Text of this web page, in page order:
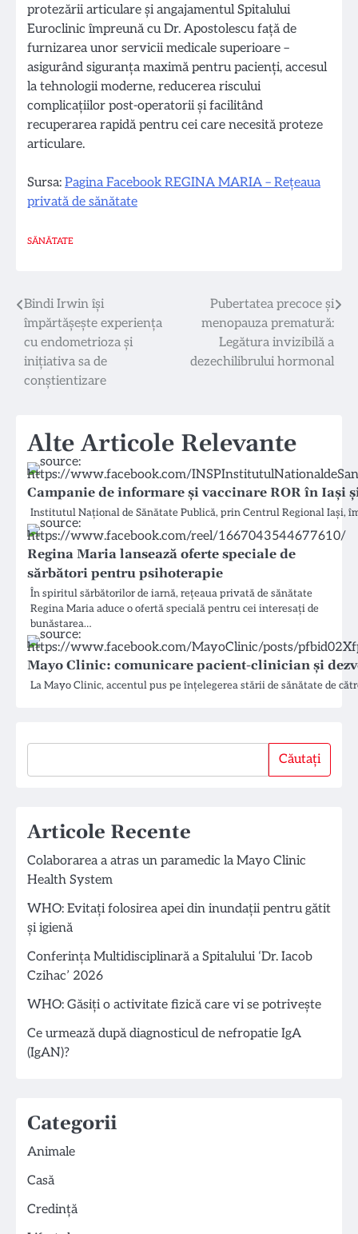
protezării articulare și angajamentul Spitalului
Euroclinic împreună cu Dr. Apostolescu față de
furnizarea unor servicii medicale superioare –
asigurând siguranța maximă pentru pacienți, accesul
la tehnologii moderne, reducerea riscului
complicațiilor post-operatorii și facilitând
recuperarea rapidă pentru cei care necesită proteze
articulare.
Sursa: Pagina Facebook REGINA MARIA – Rețeaua
privată de sănătate
SĂNĂTATE
Navigare
în
articole
Bindi Irwin își
împărtășește experiența
cu endometrioza și
inițiativa sa de
conștientizare
Pubertatea precoce și
menopauza prematură:
Legătura invizibilă a
dezechilibrului hormonal
Alte Articole Relevante
Campanie de informare și vaccinare ROR în Iași
Institutul Național de Sănătate Publică, prin Centrul Regional Iași,
Regina Maria lansează oferte speciale de
sărbători pentru psihoterapie
În spiritul sărbătorilor de iarnă, rețeaua privată de sănătate
Regina Maria aduce o ofertă specială pentru cei interesați de
bunăstarea…
Mayo Clinic: comunicare pacient-clinician și
La Mayo Clinic, accentul pus pe înțelegerea stării de sănătate de
Căutați
Articole Recente
Colaborarea a atras un paramedic la Mayo Clinic
Health System
WHO: Evitați folosirea apei din inundații pentru gătit
și igienă
Conferința Multidisciplinară a Spitalului ‘Dr. Iacob
Czihac’ 2026
WHO: Găsiți o activitate fizică care vi se potrivește
Ce urmează după diagnosticul de nefropatie IgA
(IgAN)?
Categorii
Animale
Casă
Credință